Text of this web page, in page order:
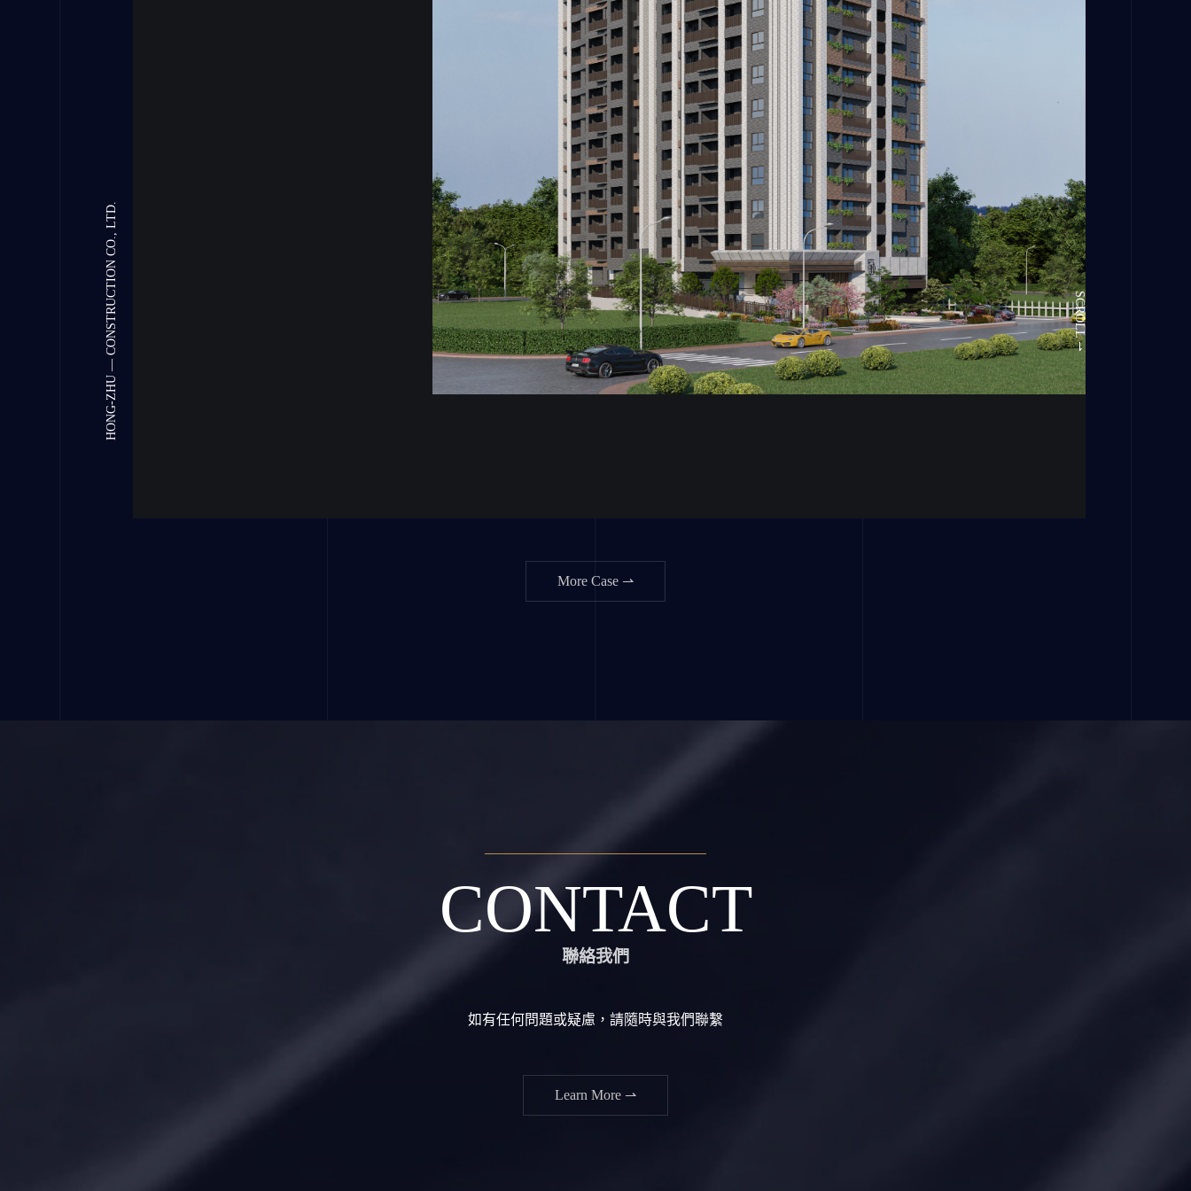
HONG-ZHU — CONSTRUCTION CO., LTD. SCROLL ⇀
More Case ⇀
CONTACT
聯絡我們
如有任何問題或疑慮，請隨時與我們聯繫
Learn More ⇀